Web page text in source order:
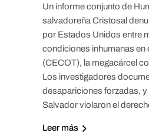
Un informe conjunto de
salvadoreña Cristosal
por Estados Unidos entre
condiciones inhumanas en
(CECOT), la megacárcel
Los investigadores
desapariciones forzadas,
Salvador violaron el
Leer más